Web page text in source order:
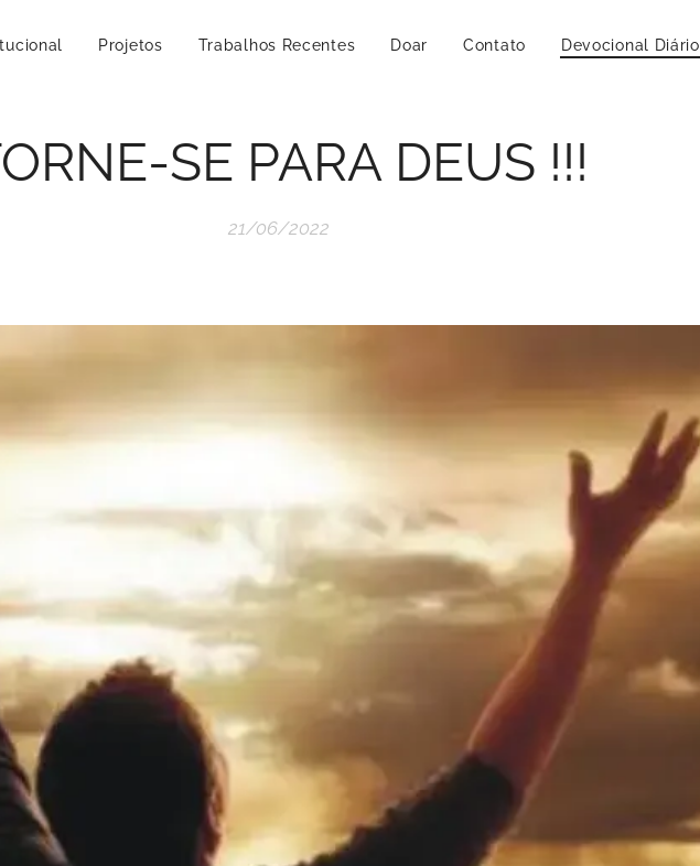
Projetos Trabalhos Recentes Doar Contato Devocional Diário
SE PARA DEUS !!!
21/06/2022